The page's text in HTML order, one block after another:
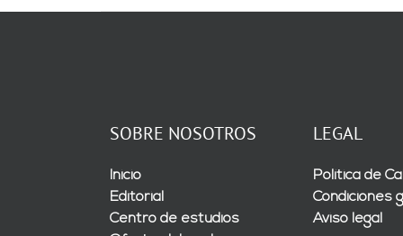
SOBRE NOSOTROS
Inicio
Editorial
Centro de estudios
LEGAL
Política de
Condiciones
Aviso legal